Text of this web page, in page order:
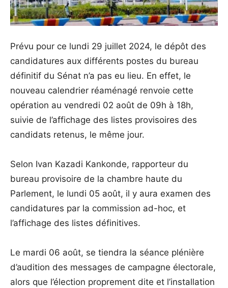
Prévu pour ce lundi 29 juillet 2024, le dépôt des
candidatures aux différents postes du bureau
définitif du Sénat n’a pas eu lieu. En effet, le
nouveau calendrier réaménagé renvoie cette
opération au vendredi 02 août de 09h à 18h,
suivie de l’affichage des listes provisoires des
candidats retenus, le même jour.
Selon Ivan Kazadi Kankonde, rapporteur du
bureau provisoire de la chambre haute du
Parlement, le lundi 05 août, il y aura examen des
candidatures par la commission ad-hoc, et
l’affichage des listes définitives.
Le mardi 06 août, se tiendra la séance plénière
d’audition des messages de campagne électorale,
alors que l’élection proprement dite et l’installation